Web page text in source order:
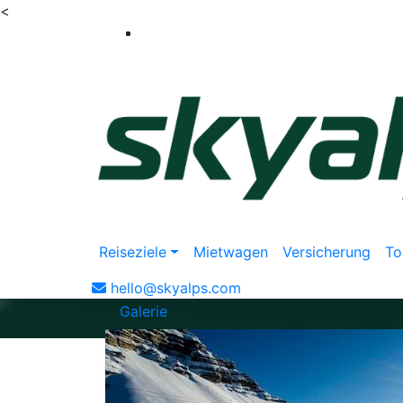
<
Reiseziele Mietwagen Versicherung
hello@skyalps.com
Galerie